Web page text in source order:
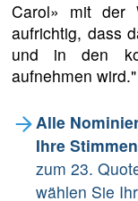
Carol» mit der
aufrichtig, dass
und in den
aufnehmen wird."
Alle
Ihre
zum 23.
wählen Sie